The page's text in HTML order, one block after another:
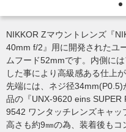
NIKKOR Zマウントレンズ『
40mm f/2』用に開発されたユ
ムフード52mmです。内側に
した事により高級感ある仕上
先端には、ネジ径
品の『UNX-9620 eins SUPER
9542 ワンタッチレンズキャッ
高さも約9㎜の為、装着後も